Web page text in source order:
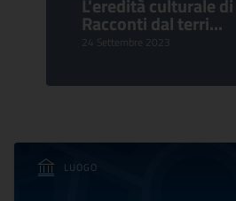
L'eredità culturale
Racconti dal terri...
24 Settembre 2023
LUOGO